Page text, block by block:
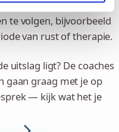
wilt. Veel mensen
te volgen, bijvoorbeeld
van rust of therapie.
uitslag ligt? De coaches
gaan graag met je op
— kijk wat het je